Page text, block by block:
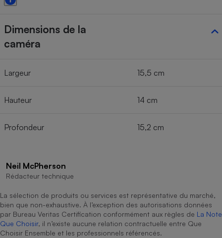
Dimensions de la
caméra
Largeur 15,5 cm
Hauteur 14 cm
Profondeur 15,2 cm
Neil McPherson
Rédacteur technique
La sélection de produits ou services est représentative du marché,
bien que non-exhaustive. À l’exception des autorisations données
par Bureau Veritas Certification conformément aux règles de La Note
Que Choisir, il n’existe aucune relation contractuelle entre Que
Choisir Ensemble et les professionnels référencés.